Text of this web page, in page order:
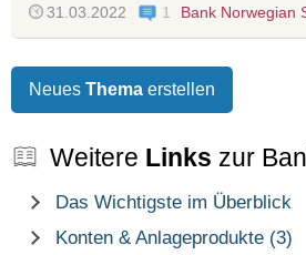
31.03.2022 1 Bank Norwegian
Neues Thema erstellen
Weitere Links zur
Das Wichtigste im Überblick
Konten & Anlageprodukte (3)